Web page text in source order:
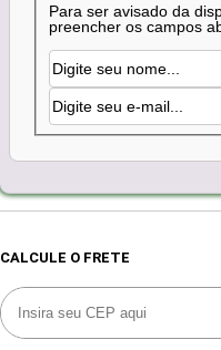
Para ser avisado da
preencher os campos